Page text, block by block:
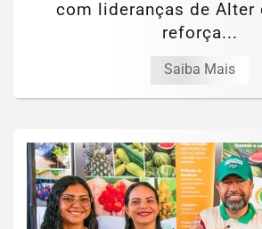
com lideranças de Alter
reforça...
Saiba Mais